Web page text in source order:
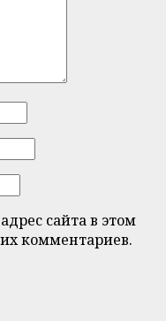
сайта в этом
комментариев.